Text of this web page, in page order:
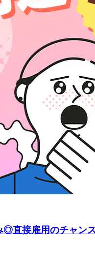
直接雇用のチャン